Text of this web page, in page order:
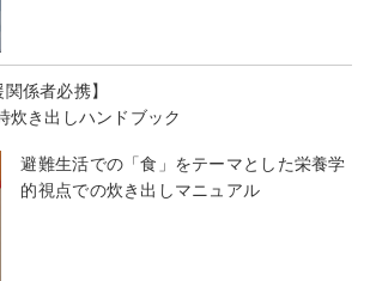
係者必携】
炊き出しハンドブック
避難生活での「食」をテーマとした栄養学
的視点での炊き出しマニュアル